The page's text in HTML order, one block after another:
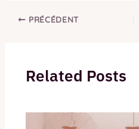
PRÉCÉDENT
Related Posts